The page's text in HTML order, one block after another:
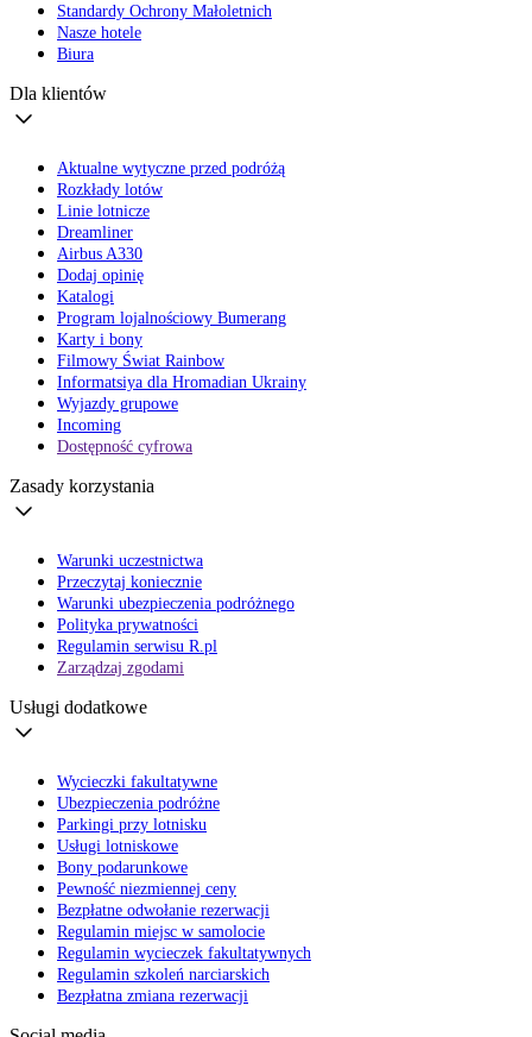
Standardy Ochrony Małoletnich
Nasze hotele
Biura
Dla klientów
Aktualne wytyczne przed podróżą
Rozkłady lotów
Linie lotnicze
Dreamliner
Airbus A330
Dodaj opinię
Katalogi
Program lojalnościowy Bumerang
Karty i bony
Filmowy Świat Rainbow
Informatsiya dla Hromadian Ukrainy
Wyjazdy grupowe
Incoming
Dostępność cyfrowa
Zasady korzystania
Warunki uczestnictwa
Przeczytaj koniecznie
Warunki ubezpieczenia podróżnego
Polityka prywatności
Regulamin serwisu R.pl
Zarządzaj zgodami
Usługi dodatkowe
Wycieczki fakultatywne
Ubezpieczenia podróżne
Parkingi przy lotnisku
Usługi lotniskowe
Bony podarunkowe
Pewność niezmiennej ceny
Bezpłatne odwołanie rezerwacji
Regulamin miejsc w samolocie
Regulamin wycieczek fakultatywnych
Regulamin szkoleń narciarskich
Bezpłatna zmiana rezerwacji